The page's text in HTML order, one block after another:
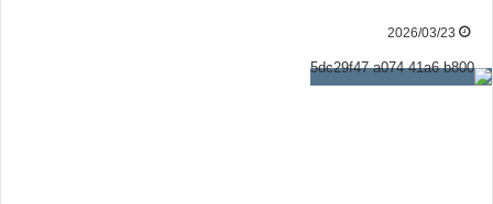
2026/03/23